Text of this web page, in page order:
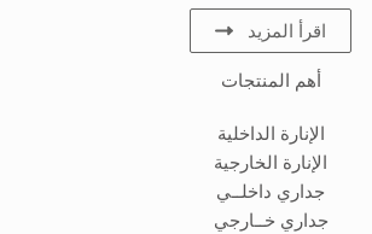
اقرأ المزيد
أهم المنتجات
الإنارة الداخلية
الإنارة الخارجية
جداري داخلــي
جداري خــارجي